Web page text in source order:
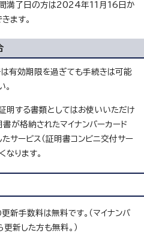
満了日の方は2024年11月16日か
ます。
有効期限を過ぎても手続きは可能
明する書類としてはお使いいただけ
書が格納されたマイナンバーカード
サービス（証明書コンビニ交付サー
なります。
新手数料は無料です。（マイナンバ
新した方も無料。）